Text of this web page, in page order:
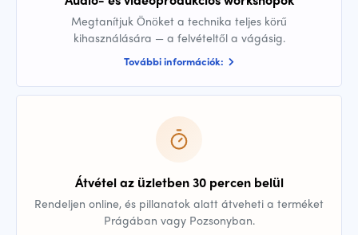
Megtanítjuk Önöket a technika teljes körű
kihasználására — a felvételtől a vágásig.
További információk:
Átvétel az üzletben 30 percen belül
Rendeljen online, és pillanatok alatt átveheti a terméket
Prágában vagy Pozsonyban.